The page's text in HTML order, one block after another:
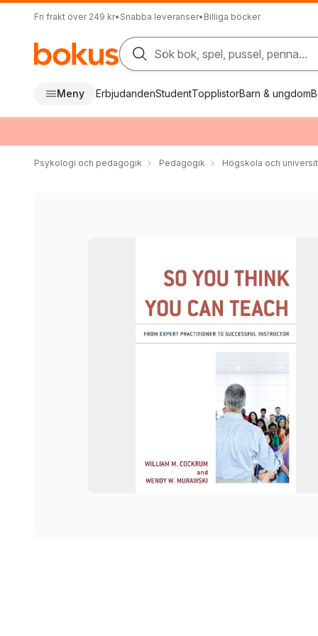
Fri frakt över 249 kr• Snabba leveranser• Billiga böcker
Sök bok, spel, pussel, penna...
Meny ErbjudandenStudentTopplistorBarn & ungdom
Psykologi och pedagogik Pedagogik Högskola och